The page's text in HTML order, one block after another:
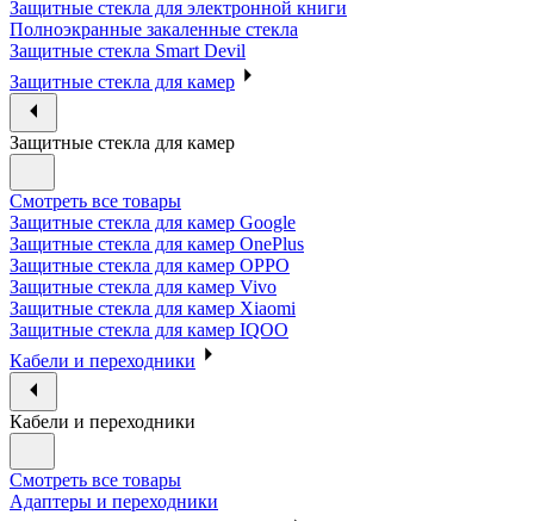
Защитные стекла для электронной книги
Полноэкранные закаленные стекла
Защитные стекла Smart Devil
Защитные стекла для камер
Защитные стекла для камер
Смотреть все товары
Защитные стекла для камер Google
Защитные стекла для камер OnePlus
Защитные стекла для камер OPPO
Защитные стекла для камер Vivo
Защитные стекла для камер Xiaomi
Защитные стекла для камер IQOO
Кабели и переходники
Кабели и переходники
Смотреть все товары
Адаптеры и переходники